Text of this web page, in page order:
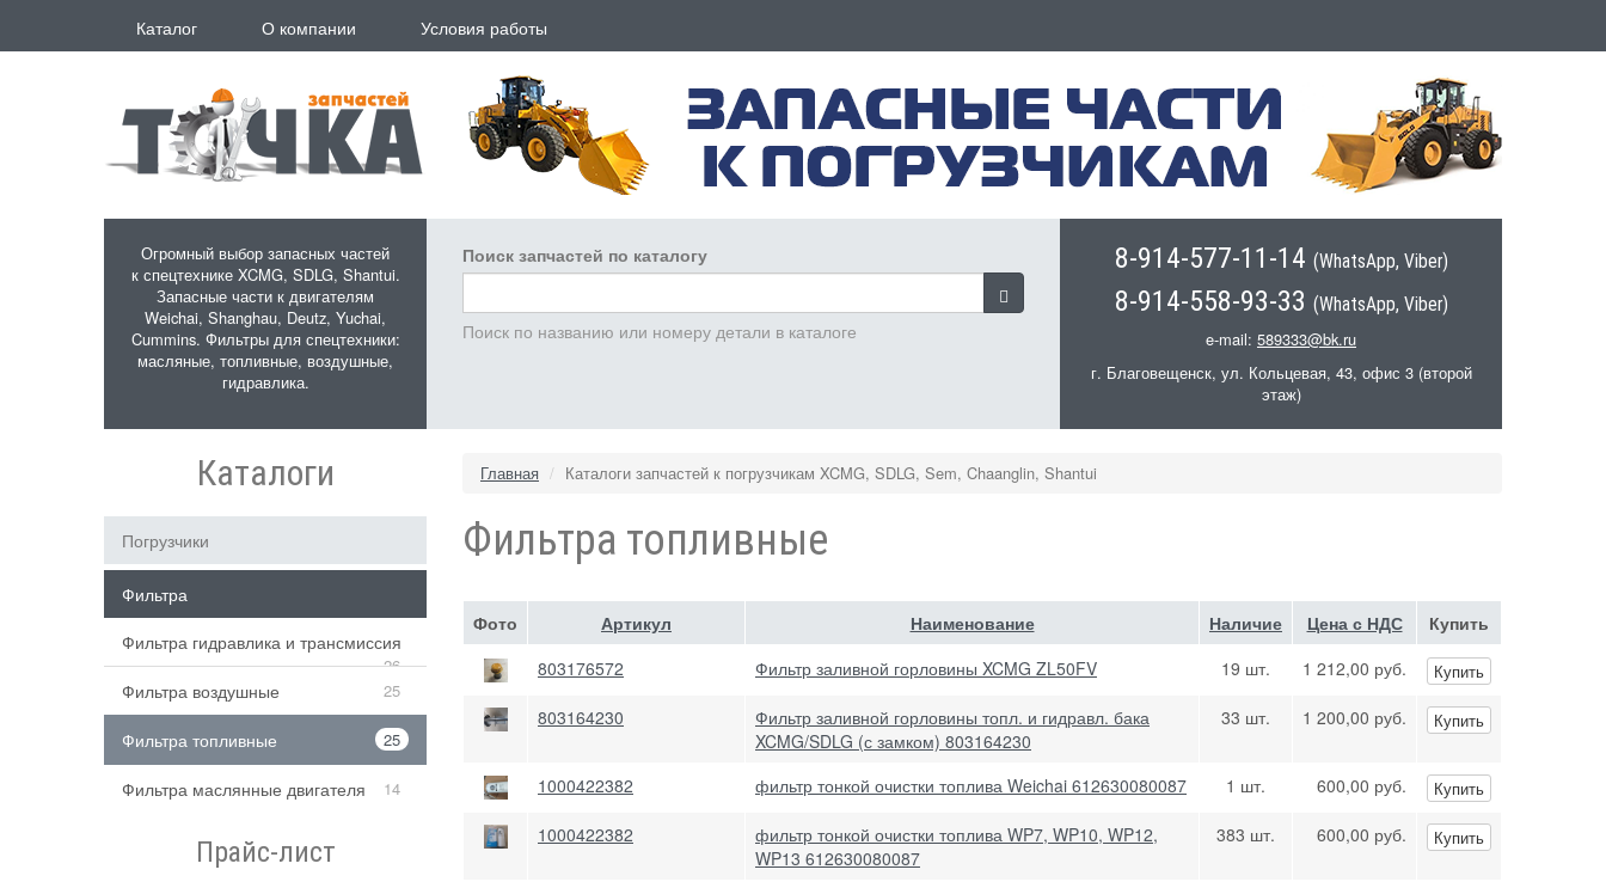
Каталог О компании Условия работы
Огромный выбор запасных частей
к спецтехнике XCMG, SDLG, Shantui.
Запасные части к двигателям
Weichai, Shanghau, Deutz, Yuchai,
Cummins. Фильтры для спецтехники:
масляные, топливные, воздушные,
гидравлика.
Поиск запчастей по каталогу
Поиск по названию или номеру детали в каталоге
8-914-577-11-14 (WhatsApp, Viber)
8-914-558-93-33 (WhatsApp, Viber)
e-mail: 589333@bk.ru
г. Благовещенск, ул. Кольцевая, 43, офис 3 (второй
этаж)
Главная Каталоги запчастей к погрузчикам XCMG, SDLG, Sem, Chaanglin, Shantui
Фильтра топливные
Фото Артикул Наименование Наличие Цена с НДС
Купить
803176572
Фильтр заливной горловины XCMG ZL50FV 19 шт. 1 212,00 руб. Купить
803164230
Фильтр заливной горловины топл. и гидравл. бака
XCMG/SDLG (с замком) 803164230
33 шт. 1 200,00 руб. Купить
1000422382 фильтр тонкой очистки топлива Weichai 612630080087 1 шт. 600,00 руб. Купить
1000422382
фильтр тонкой очистки топлива WP7, WP10, WP12,
WP13 612630080087
383 шт. 600,00 руб. Купить
Каталоги
Погрузчики
Фильтра
Фильтра гидравлика и трансмиссия
26
Фильтра воздушные 25
Фильтра топливные 25
Фильтра маслянные двигателя 14
Прайс-лист